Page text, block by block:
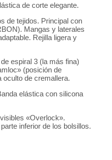
de corte elegante.
de tejidos. Principal con
Mangas y laterales
Rejilla ligera y
espiral 3 (la más fina)
(posición de
oculto de cremallera.
elástica con silicona
«Overlock».
inferior de los bolsillos.